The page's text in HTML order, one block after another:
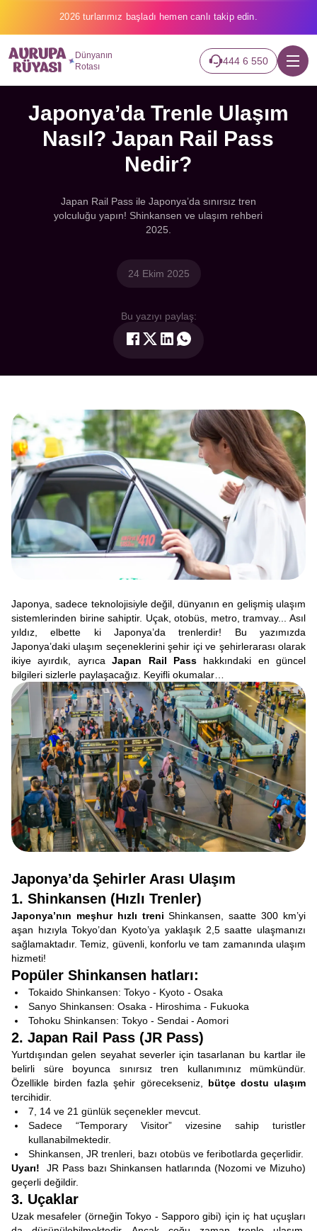
2026 turlarımız başladı hemen canlı takip edin.
Dünyanın
Rotası
444 6 550
Japonya’da Trenle Ulaşım
Nasıl? Japan Rail Pass
Nedir?
Japan Rail Pass ile Japonya’da sınırsız tren
yolculuğu yapın! Shinkansen ve ulaşım rehberi
2025.
24 Ekim 2025
Bu yazıyı paylaş:
Japonya, sadece teknolojisiyle değil, dünyanın en gelişmiş ulaşım
sistemlerinden birine sahiptir. Uçak, otobüs, metro, tramvay... Asıl
yıldız, elbette ki Japonya’da trenlerdir! Bu yazımızda
Japonya’daki ulaşım seçeneklerini şehir içi ve şehirlerarası olarak
ikiye ayırdık, ayrıcaJapan Rail Passhakkındaki en güncel
bilgileri sizlerle paylaşacağız. Keyifli okumalar…
Japonya’da Şehirler Arası Ulaşım
1. Shinkansen (Hızlı Trenler)
Japonya’nın meşhur hızlı treni Shinkansen, saatte 300 km’yi
aşan hızıyla Tokyo’dan Kyoto’ya yaklaşık 2,5 saatte ulaşmanızı
sağlamaktadır. Temiz, güvenli, konforlu ve tam zamanında ulaşım
hizmeti!
Popüler Shinkansen hatları:
Tokaido Shinkansen: Tokyo - Kyoto - Osaka
Sanyo Shinkansen: Osaka - Hiroshima - Fukuoka
Tohoku Shinkansen: Tokyo - Sendai - Aomori
2. Japan Rail Pass (JR Pass)
Yurtdışından gelen seyahat severler için tasarlanan bu kartlar ile
belirli süre boyunca sınırsız tren kullanımınız mümkündür.
Özellikle birden fazla şehir görecekseniz, bütçe dostu ulaşım
tercihidir.
7, 14 ve 21 günlük seçenekler mevcut.
Sadece “Temporary Visitor” vizesine sahip turistler
kullanabilmektedir.
Shinkansen, JR trenleri, bazı otobüs ve feribotlarda geçerlidir.
Uyarı!
JR Pass bazı Shinkansen hatlarında (Nozomi ve Mizuho)
geçerli değildir.
3. Uçaklar
Uzak mesafeler (örneğin Tokyo - Sapporo gibi) için iç hat uçuşları